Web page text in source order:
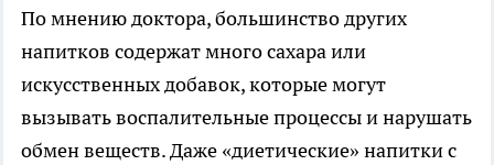
По мнению доктора, большинство других
напитков содержат много сахара или
искусственных добавок, которые могут
вызывать воспалительные процессы и нарушать
обмен веществ. Даже «диетические» напитки с